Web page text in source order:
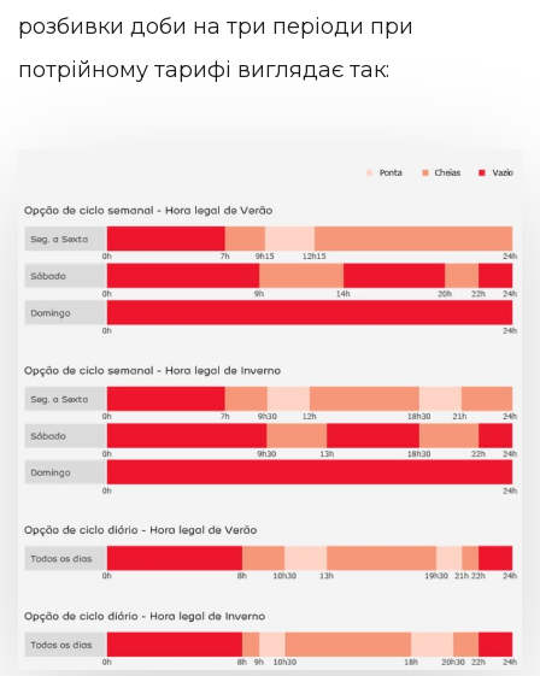
розбивки доби на три періоди при
потрійному тарифі виглядає так: